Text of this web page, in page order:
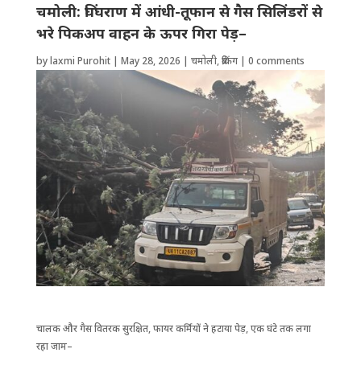
चमोली: ​घिंघराण में आंधी-तूफान से गैस सिलिंडरों से
भरे पिकअप वाहन के ऊपर गिरा पेड़–
bylaxmi Purohit| May 28, 2026 | चमोली,ब्रेकिंग| 0 comments
चालक और गैस वितरक सुर​क्षित, फायर कर्मियों ने हटाया पेड़, एक घंटे तक लगा
रहा जाम–